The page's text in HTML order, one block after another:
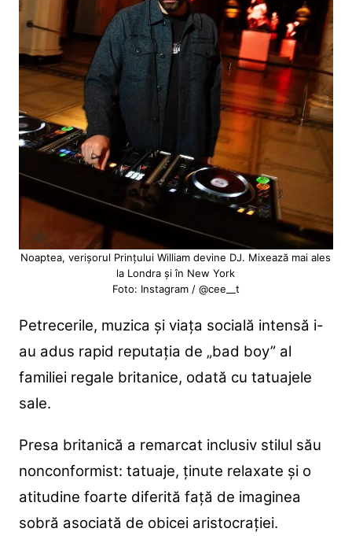
Noaptea, verișorul Prințului William devine DJ. Mixează mai ales
la Londra și în New York
Foto: Instagram / @cee__t
Petrecerile, muzica și viața socială intensă i-
au adus rapid reputația de „bad boy” al
familiei regale britanice, odată cu tatuajele
sale.
Presa britanică a remarcat inclusiv stilul său
nonconformist: tatuaje, ținute relaxate și o
atitudine foarte diferită față de imaginea
sobră asociată de obicei aristocrației.